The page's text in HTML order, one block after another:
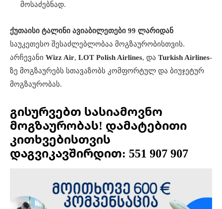
მოსაძებნად.
ქუთაისი ტალინი ავიაბილეთები 99 ლარიდან
საუკეთესო შესაძლებლობაა მოგზაურობისთვის.
არჩევანი Wizz Air, LOT Polish Airlines, და Turkish Airlines-
ზე მოგზაურებს სთავაზობს კომფორტულ და ბიუჯეტურ
მოგზაურობას.
გისურვებთ სასიამოვნო
მოგზაურობას! დამატებითი
კითხვებისთვის
დაგვიკავშირდით: 551 907 907